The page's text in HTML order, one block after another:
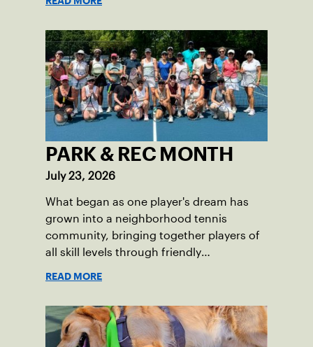
PARK & REC MONTH
July 23, 2026
What began as one player's dream has
grown into a neighborhood tennis
community, bringing together players of
all skill levels through friendly
READ MORE